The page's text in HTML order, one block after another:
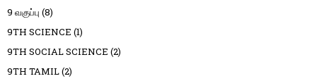
9 வகுப்பு (8)
9TH SCIENCE (1)
9TH SOCIAL SCIENCE (2)
9TH TAMIL(2)